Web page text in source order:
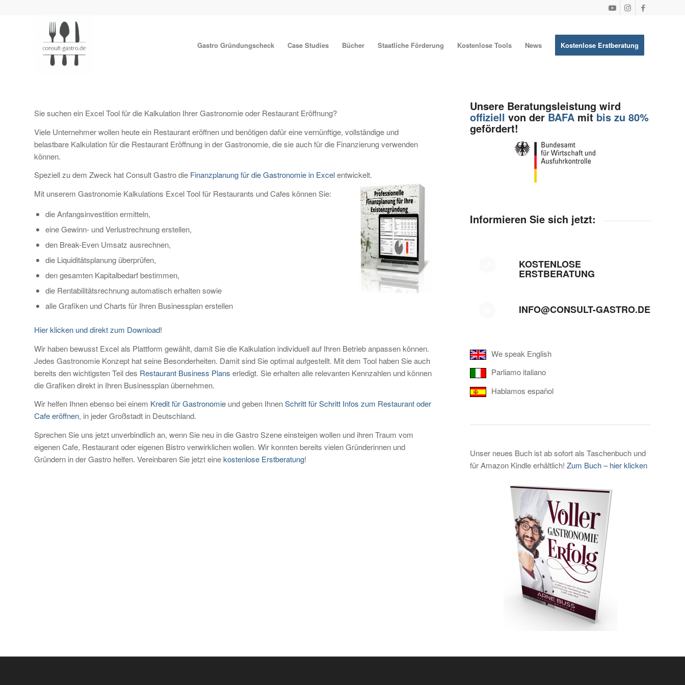
Gastro Gründungscheck Case Studies Bücher Staatliche Förderung Kostenlose Tools News Kostenlose Erstberatung
Sie suchen ein Excel Tool für die Kalkulation Ihrer Gastronomie oder Restaurant Eröffnung?
Viele Unternehmer wollen heute ein Restaurant eröffnen und benötigen dafür eine vernünftige, vollständige und
belastbare Kalkulation für die Restaurant Eröffnung in der Gastronomie, die sie auch für die Finanzierung verwenden
können.
Speziell zu dem Zweck hat Consult Gastro die Finanzplanung für die Gastronomie in Excelentwickelt.
Mit unserem Gastronomie Kalkulations Excel Tool für Restaurants und Cafes können Sie:
die Anfangsinvestition ermitteln,
eine Gewinn- und Verlustrechnung erstellen,
den Break-Even Umsatz ausrechnen,
die Liquiditätsplanung überprüfen,
den gesamten Kapitalbedarf bestimmen,
die Rentabilitätsrechnung automatisch erhalten sowie
alle Grafiken und Charts für Ihren Businessplan erstellen
Hier klicken und direkt zum Download!
Wir haben bewusst Excel als Plattform gewählt, damit Sie die Kalkulation individuell auf Ihren Betrieb anpassen können.
Jedes Gastronomie Konzept hat seine Besonderheiten. Damit sind Sie optimal aufgestellt. Mit dem Tool haben Sie auch
bereits den wichtigsten Teil des Restaurant Business Plans erledigt. Sie erhalten alle relevanten Kennzahlen und können
die Grafiken direkt in Ihren Businessplan übernehmen.
Wir helfen Ihnen ebenso bei einem Kredit für Gastronomie und geben IhnenSchritt für Schritt Infos zum Restaurant oder
Cafe eröffnen, in jeder Großstadt in Deutschland.
Sprechen Sie uns jetzt unverbindlich an, wenn Sie neu in die Gastro Szene einsteigen wollen und ihren Traum vom
eigenen Cafe, Restaurant oder eigenen Bistro verwirklichen wollen. Wir konnten bereits vielen Gründerinnen und
Gründern in der Gastro helfen. Vereinbaren Sie jetzt einekostenlose Erstberatung!
Unsere Beratungsleistung wird
offiziell von derBAFA mitbis zu 80%
gefördert!
Informieren Sie sich jetzt:
KOSTENLOSE
ERSTBERATUNG
INFO@CONSULT-GASTRO.DE
We speak English
Parliamo italiano
Hablamos español
Unser neues Buch ist ab sofort als Taschenbuch und
für Amazon Kindle erhältlich!Zum Buch – hier klicken